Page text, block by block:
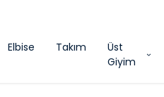
Elbise Takım
Üst
Giyim